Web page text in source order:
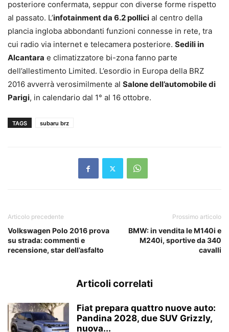
posteriore confermata, seppur con diverse forme rispetto
al passato. L’infotainment da 6.2 pollici al centro della
plancia ingloba abbondanti funzioni connesse in rete, tra
cui radio via internet e telecamera posteriore. Sedili in
Alcantara e climatizzatore bi-zona fanno parte
dell’allestimento Limited. L’esordio in Europa della BRZ
2016 avverrà verosimilmente al Salone dell’automobile di
Parigi, in calendario dal 1° al 16 ottobre.
TAGS subaru brz
Articolo precedente
Volkswagen Polo 2016 prova
su strada: commenti e
recensione, star dell’asfalto
Prossimo articolo
BMW: in vendita le M140i e
M240i, sportive da 340
cavalli
Articoli correlati
Fiat prepara quattro nuove auto:
Pandina 2028, due SUV Grizzly,
nuova...